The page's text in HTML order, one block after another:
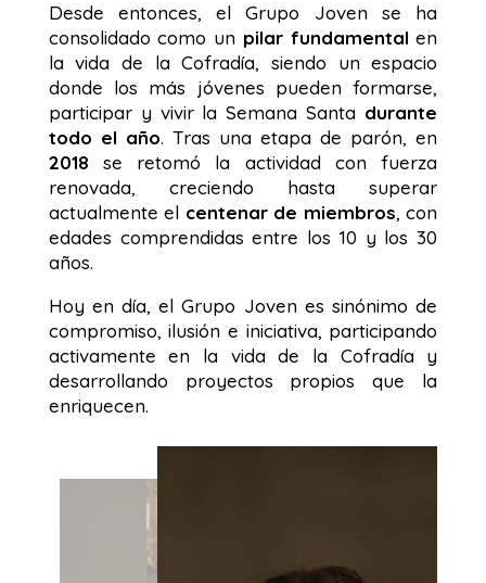
Desde entonces, el Grupo Joven se ha
consolidado como un pilar fundamental en
la vida de la Cofradía, siendo un espacio
donde los más jóvenes pueden formarse,
participar y vivir la Semana Santa durante
todo el año. Tras una etapa de parón, en
2018 se retomó la actividad con fuerza
renovada, creciendo hasta superar
actualmente el centenar de miembros, con
edades comprendidas entre los 10 y los 30
años.
Hoy en día, el Grupo Joven es sinónimo de
compromiso, ilusión e iniciativa, participando
activamente en la vida de la Cofradía y
desarrollando proyectos propios que la
enriquecen.